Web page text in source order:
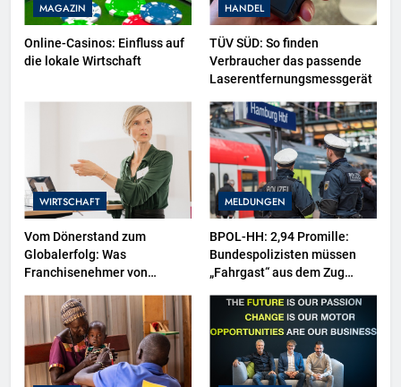
MAGAZIN
Online-Casinos: Einfluss auf
die lokale Wirtschaft
HANDEL
TÜV SÜD: So finden
Verbraucher das passende
Laserentfernungsmessgerät
WIRTSCHAFT
Vom Dönerstand zum
Globalerfolg: Was
Franchisenehmer von
MELDUNGEN
BPOL-HH: 2,94 Promille:
Bundespolizisten müssen
„Fahrgast“ aus dem Zug